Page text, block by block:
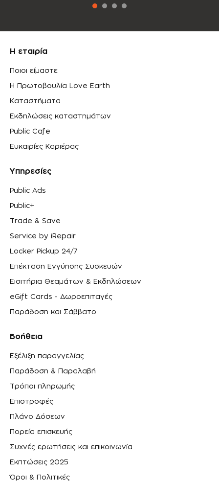
Η εταιρία
Ποιοι είμαστε
Η Πρωτοβουλία Love Earth
Καταστήματα
Εκδηλώσεις καταστημάτων
Public Cafe
Ευκαιρίες Καριέρας
Υπηρεσίες
Public Ads
Public+
Trade & Save
Service by iRepair
Locker Pickup 24/7
Επέκταση Εγγύησης Συσκευών
Εισιτήρια Θεαμάτων & Εκδηλώσεων
eGift Cards - Δωροεπιταγές
Παράδοση και Σάββατο
Βοήθεια
Εξέλιξη παραγγελίας
Παράδοση & Παραλαβή
Τρόποι πληρωμής
Επιστροφές
Πλάνο Δόσεων
Πορεία επισκευής
Συχνές ερωτήσεις και επικοινωνία
Εκπτώσεις 2025
Όροι & Πολιτικές